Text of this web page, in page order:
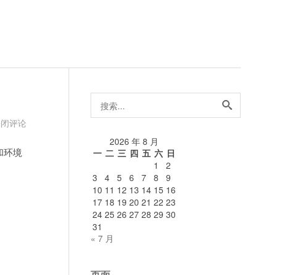
评论
环境
搜
索...
2026 年 8 月
一 二 三 四 五 六 日
1
2
3
4 5 6 7 8
9
10 11 12 13 14 15 16
17 18 19 20 21 22 23
24 25 26 27 28 29 30
31
« 7 月